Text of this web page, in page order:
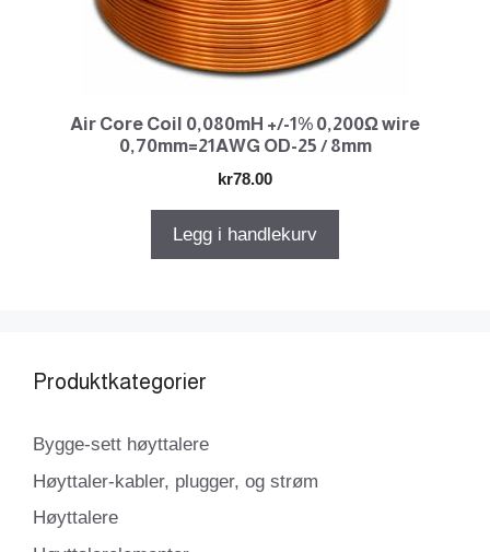
Air Core Coil 0,080mH +/-1% 0,200Ω wire
0,70mm=21AWG OD-25 / 8mm
kr78.00
Legg i handlekurv
Produktkategorier
Bygge-sett høyttalere
Høyttaler-kabler, plugger, og strøm
Høyttalere